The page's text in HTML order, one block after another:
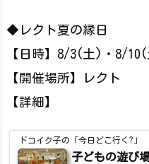
◆レクト夏の縁日
【日時】8/3(土)・8/
【開催場所】レクト
【詳細】
ドコイク子の「今日どこ行く?」
子どもの遊び